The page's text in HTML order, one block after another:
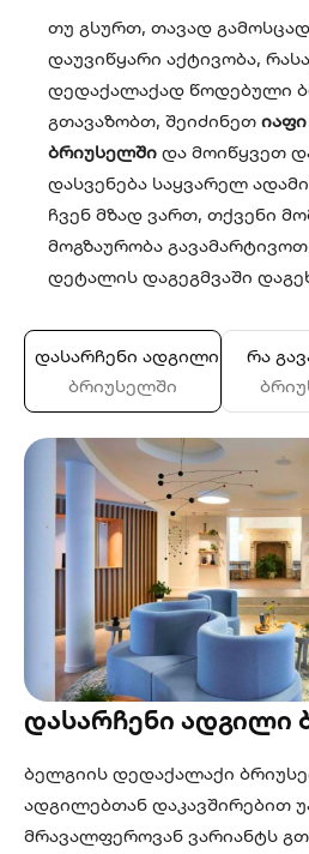
თუ გსურთ, თავად
დაუვიწყარი აქტივობა,
დედაქალაქად წოდებული
გთავაზობთ, შეიძინეთ
ბრიუსელში და მოიწყვეთ
დასვენება საყვარელ
ჩვენ მზად ვართ, თქვენი
მოგზაურობა
დეტალის დაგეგმვაში
დასარჩენი ადგილი
ბრიუსელში
რა
დასარჩენი ადგილი
ბელგიის დედაქალაქი
ადგილებთან დაკავშირებით
მრავალფეროვან ვარიანტს